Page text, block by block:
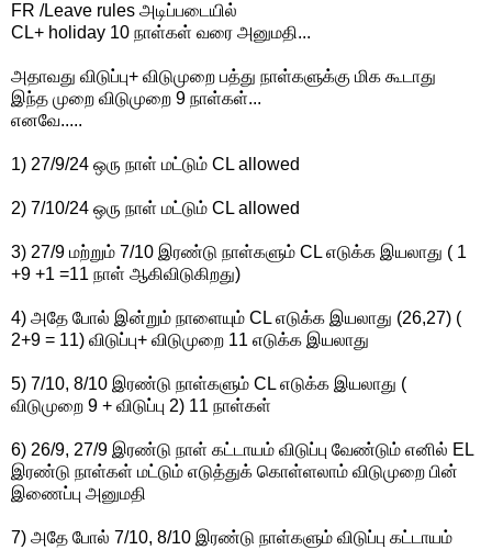
FR /Leave rules அடிப்படையில்
CL+ holiday 10 நாள்கள் வரை அனுமதி...
அதாவது விடுப்பு+ விடுமுறை பத்து நாள்களுக்கு மிக கூடாது
இந்த முறை விடுமுறை 9 நாள்கள்...
எனவே.....
1) 27/9/24 ஒரு நாள் மட்டும் CL allowed
2) 7/10/24 ஒரு நாள் மட்டும் CL allowed
3) 27/9 மற்றும் 7/10 இரண்டு நாள்களும் CL எடுக்க இயலாது ( 1
+9 +1 =11 நாள் ஆகிவிடுகிறது)
4) அதே போல் இன்றும் நாளையும் CL எடுக்க இயலாது (26,27) (
2+9 = 11) விடுப்பு+ விடுமுறை 11 எடுக்க இயலாது
5) 7/10, 8/10 இரண்டு நாள்களும் CL எடுக்க இயலாது (
விடுமுறை 9 + விடுப்பு 2) 11 நாள்கள்
6) 26/9, 27/9 இரண்டு நாள் கட்டாயம் விடுப்பு வேண்டும் எனில் EL
இரண்டு நாள்கள் மட்டும் எடுத்துக் கொள்ளலாம் விடுமுறை பின்
இணைப்பு அனுமதி
7) அதே போல் 7/10, 8/10 இரண்டு நாள்களும் விடுப்பு கட்டாயம்